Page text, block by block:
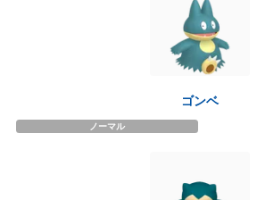
ゴンベ
ノーマル